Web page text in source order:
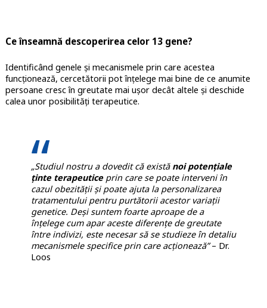
Ce înseamnă descoperirea celor 13 gene?
Identificând genele și mecanismele prin care acestea
funcționează, cercetătorii pot înțelege mai bine de ce anumite
persoane cresc în greutate mai ușor decât altele și deschide
calea unor posibilități terapeutice.
„Studiul nostru a dovedit că există noi potențiale
ținte terapeuticeprin care se poate interveni în
cazul obezității și poate ajuta la personalizarea
tratamentului pentru purtătorii acestor variații
genetice. Deși suntem foarte aproape de a
înțelege cum apar aceste diferențe de greutate
între indivizi, este necesar să se studieze în detaliu
mecanismele specifice prin care acționează”– Dr.
Loos